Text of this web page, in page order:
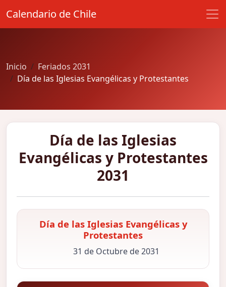
Calendario de Chile
Inicio
Feriados 2031
Día de las Iglesias Evangélicas y Protestantes
Día de las Iglesias
Evangélicas y Protestantes
2031
Día de las Iglesias Evangélicas y
Protestantes
31 de Octubre de 2031